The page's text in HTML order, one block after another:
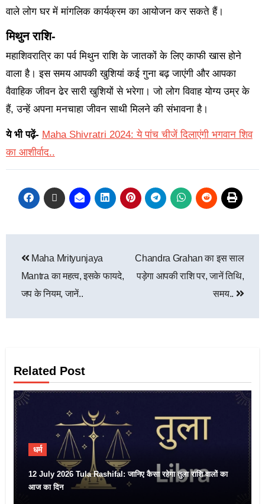
वाले लोग घर में मांगलिक कार्यक्रम का आयोजन कर सकते हैं।
मिथुन राशि-
महाशिवरात्रि का पर्व मिथुन राशि के जातकों के लिए काफी खास होने
वाला है। इस समय आपकी खुशियां कई गुना बढ़ जाएंगी और आपका
वैवाहिक जीवन ढेर सारी खुशियों से भरेगा। जो लोग विवाह योग्य उम्र के
हैं, उन्हें अपना मनचाहा जीवन साथी मिलने की संभावना है।
ये भी पढ़ें- Maha Shivratri 2024: ये पांच चीजें दिलाएंगी भगवान शिव
का आशीर्वाद..
Maha Mrityunjaya
Mantra का महत्व, इसके फायदे,
जप के नियम, जानें..
Chandra Grahan का इस साल
पड़ेगा आपकी राशि पर, जानें तिथि,
समय..
Related Post
धर्म
12 July 2026 Tula Rashifal: जानिए कैसा रहेगा तुला राशि वालों का
आज का दिन